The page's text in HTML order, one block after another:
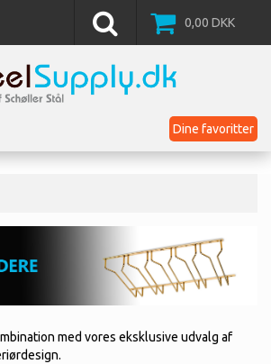
0,00 DKK
Dine favoritter
med vores eksklusive udvalg af